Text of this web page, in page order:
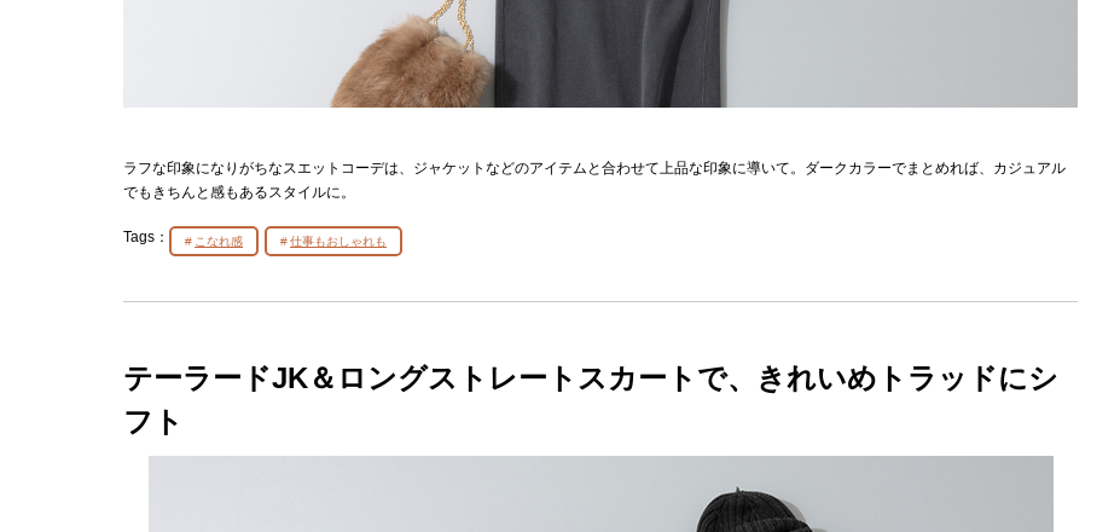
ラフな印象になりがちなスエットコーデは、ジャケットなどのアイテムと合わせて上品な印象に導いて。ダークカラーでまとめれば、カジュアル
でもきちんと感もあるスタイルに。
Tags： こなれ感 仕事もおしゃれも
テーラードJK＆ロングストレートスカートで、きれいめトラッドにシ
フト